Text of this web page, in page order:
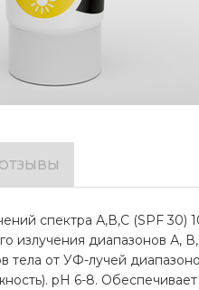
ОТЗЫВЫ
спектра А,В,С (SPF 30)
излучения диапазонов
тела от УФ-лучей
pH 6-8.